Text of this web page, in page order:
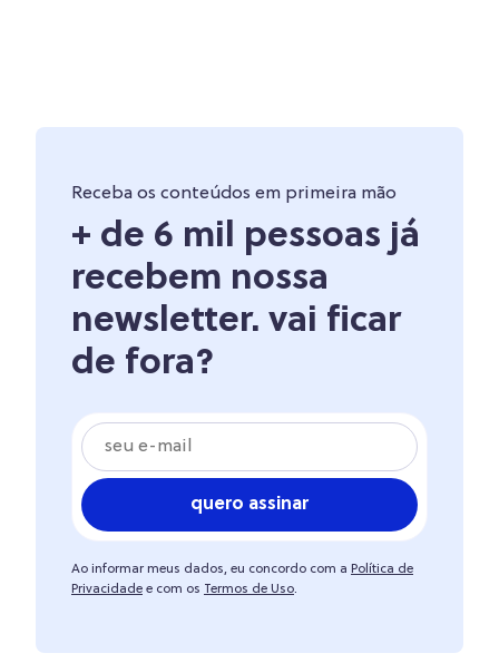
Receba os conteúdos em primeira mão
+ de 6 mil pessoas já
recebem nossa
newsletter. vai ficar
de fora?
quero assinar
Ao informar meus dados, eu concordo com a Política de
Privacidade e com os Termos de Uso.